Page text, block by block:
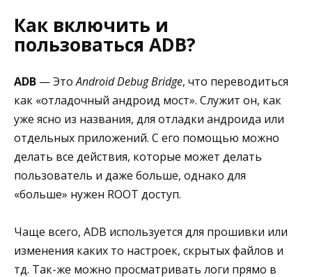
Как включить и
пользоваться ADB?
ADB — ЭтоAndroid Debug Bridge, что переводиться
как «отладочный андроид мост». Служит он, как
уже ясно из названия, для отладки андроида или
отдельных приложений. С его помощью можно
делать все действия, которые может делать
пользователь и даже больше, однако для
«больше» нужен ROOT доступ.
Чаще всего, ADB используется для прошивки или
изменения каких то настроек, скрытых файлов и
тд. Так-же можно просматривать логи прямо в